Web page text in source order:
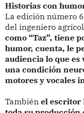
Historias con
La edición número
del ingeniero
como “Taz”, tiene
humor, cuenta, le
audiencia lo que
una condición
motores y vocales
Tambiénel escritor